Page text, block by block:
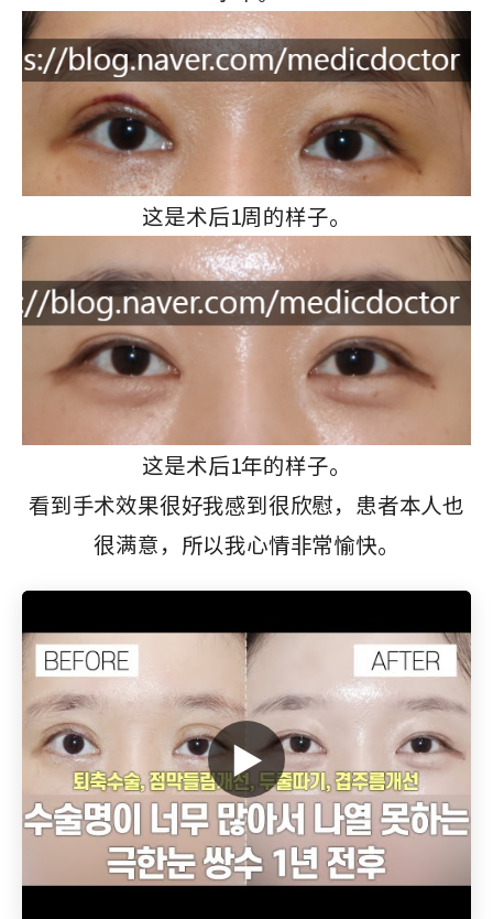
这是术后1周的样子。
这是术后1年的样子。
看到手术效果很好我感到很欣慰，患者本人也
很满意，所以我心情非常愉快。
▶